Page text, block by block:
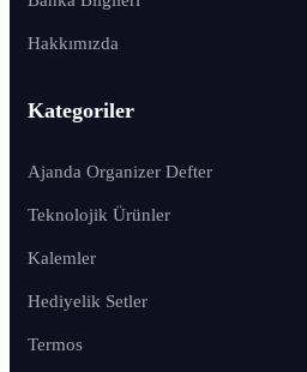
Hakkımızda
Kategoriler
Ajanda Organizer Defter
Teknolojik Ürünler
Kalemler
Hediyelik Setler
Termos